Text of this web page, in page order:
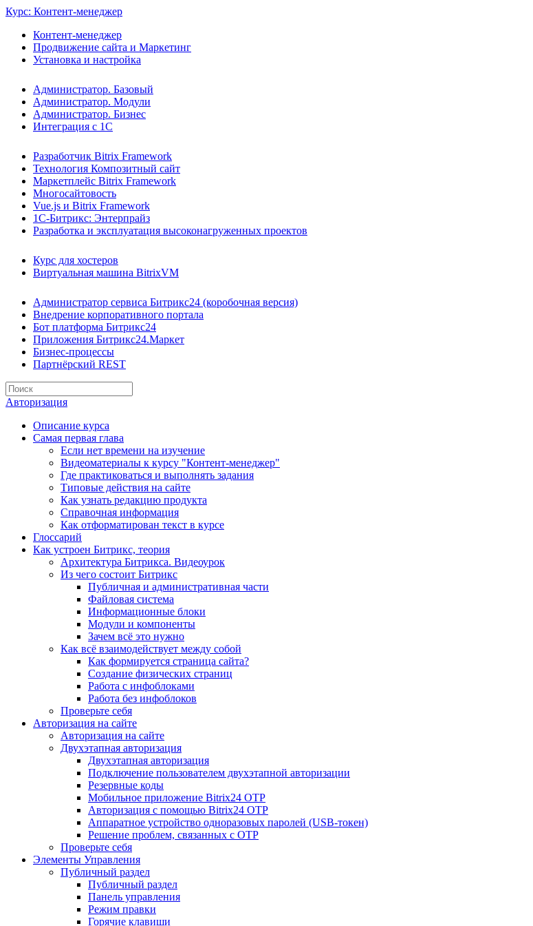
Курс: Контент-менеджер
Контент-менеджер
Продвижение сайта и Маркетинг
Установка и настройка
Администратор. Базовый
Администратор. Модули
Администратор. Бизнес
Интеграция с 1С
Разработчик Bitrix Framework
Технология Композитный сайт
Маркетплейс Bitrix Framework
Многосайтовость
Vue.js и Bitrix Framework
1С-Битрикс: Энтерпрайз
Разработка и эксплуатация высоконагруженных проектов
Курс для хостеров
Виртуальная машина BitrixVM
Администратор сервиса Битрикс24 (коробочная версия)
Внедрение корпоративного портала
Бот платформа Битрикс24
Приложения Битрикс24.Маркет
Бизнес-процессы
Партнёрский REST
Авторизация
Описание курса
Самая первая глава
Если нет времени на изучение
Видеоматериалы к курсу "Контент-менеджер"
Где практиковаться и выполнять задания
Типовые действия на сайте
Как узнать редакцию продукта
Справочная информация
Как отформатирован текст в курсе
Глоссарий
Как устроен Битрикс, теория
Архитектура Битрикса. Видеоурок
Из чего состоит Битрикс
Публичная и административная части
Файловая система
Информационные блоки
Модули и компоненты
Зачем всё это нужно
Как всё взаимодействует между собой
Как формируется страница сайта?
Создание физических страниц
Работа с инфоблоками
Работа без инфоблоков
Проверьте себя
Авторизация на сайте
Авторизация на сайте
Двухэтапная авторизация
Двухэтапная авторизация
Подключение пользователем двухэтапной авторизации
Резервные коды
Мобильное приложение Bitrix24 OTP
Авторизация с помощью Bitrix24 OTP
Аппаратное устройство одноразовых паролей (USB-токен)
Решение проблем, связанных с OTP
Проверьте себя
Элементы Управления
Публичный раздел
Публичный раздел
Панель управления
Режим правки
Горячие клавиши